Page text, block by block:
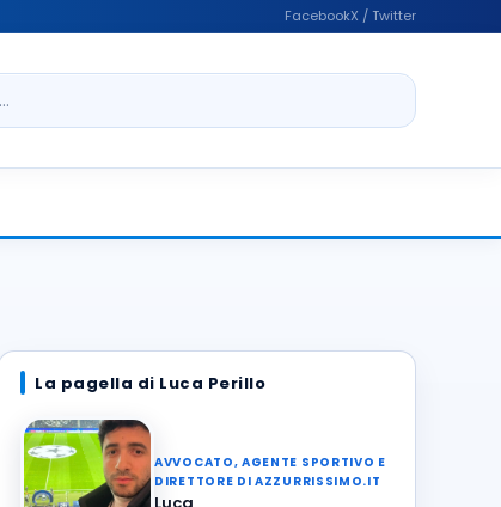
FacebookX / Twitter
La pagella di Luca Perillo
AVVOCATO, AGENTE SPORTIVO E
DIRETTORE DI AZZURRISSIMO.IT